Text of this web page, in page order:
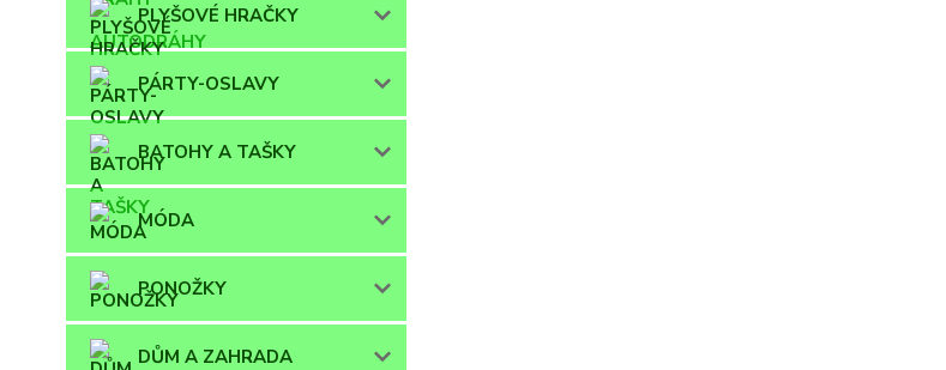
PLYŠOVÉ HRAČKY
PÁRTY-OSLAVY
BATOHY A TAŠKY
MÓDA
PONOŽKY
DŮM A ZAHRADA